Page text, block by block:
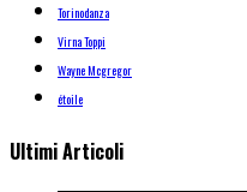
Torinodanza
Virna Toppi
Wayne Mcgregor
étoile
Ultimi Articoli